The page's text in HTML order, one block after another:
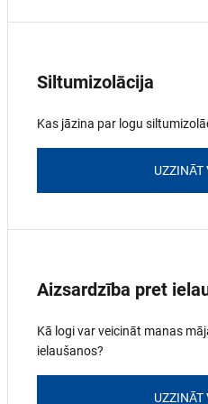
Siltumizolācija
Kas jāzina par logu
UZZINĀT
Aizsardzība pret
Kā logi var veicināt manas
ielaušanos?
UZZINĀT